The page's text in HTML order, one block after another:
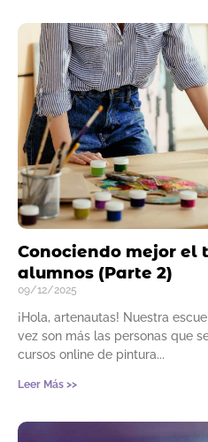
Conociendo mejor el
alumnos (Parte 2)
09/12/2025
¡Hola, artenautas! Nuestra
vez son más las personas que
cursos online de pintura
Leer Más >>
Página
Página